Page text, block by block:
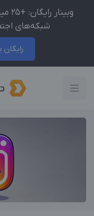
شبکه‌های
رایگان برای